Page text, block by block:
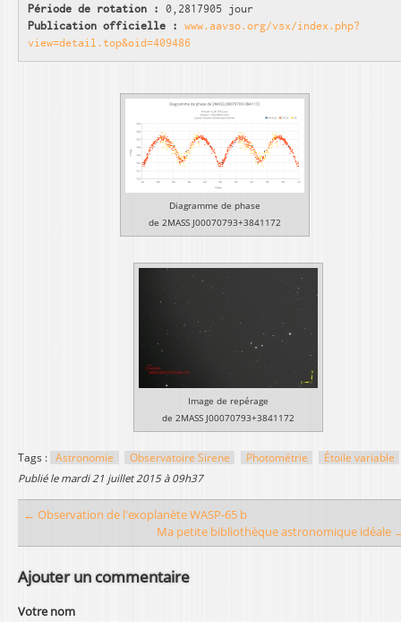
Période de rotation : 0,2817905 jour
Publication officielle :
www.aavso.org/vsx/index.php?
view=detail.top&oid=409486
Diagramme de phase
de 2MASS J00070793+3841172
Image de repérage
de 2MASS J00070793+3841172
Tags : Astronomie Observatoire Sirene Photométrie
Étoile variable
publié le mardi 21 juillet 2015 à 09h37
← Observation de l'exoplanète WASP-65 b
Ma petite bibliothèque astronomique idéale
Ajouter un commentaire
Votre nom